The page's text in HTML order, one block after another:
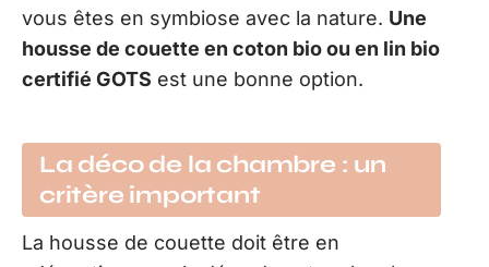
vous êtes en symbiose avec la nature. Une
housse de couette en coton bio ou en lin bio
certifié GOTS est une bonne option.
La déco de la chambre : un
critère important
La housse de couette doit être en